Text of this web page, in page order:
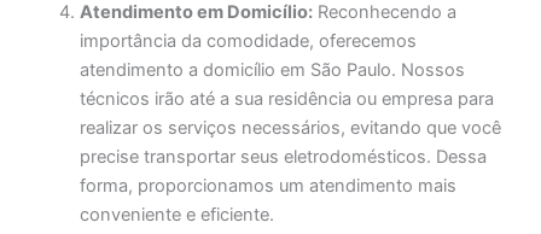
Atendimento em Domicílio: Reconhecendo a
importância da comodidade, oferecemos
atendimento a domicílio em São Paulo. Nossos
técnicos irão até a sua residência ou empresa para
realizar os serviços necessários, evitando que você
precise transportar seus eletrodomésticos. Dessa
forma, proporcionamos um atendimento mais
conveniente e eficiente.